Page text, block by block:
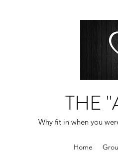
THE
Why fit in when you
Home